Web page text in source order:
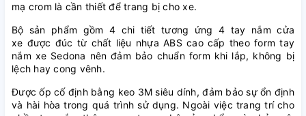
mạ crom là cần thiết để trang bị cho xe.
Bộ sản phẩm gồm 4 chi tiết tương ứng 4 tay nắm cửa
xe được đúc từ chất liệu nhựa ABS cao cấp theo form tay
nắm xe Sedona nên đảm bảo chuẩn form khi lắp, không bị
lệch hay cong vênh.
Được ốp cố định bằng keo 3M siêu dính, đảm bảo sự ổn định
và hài hòa trong quá trình sử dụng. Ngoài việc trang trí cho